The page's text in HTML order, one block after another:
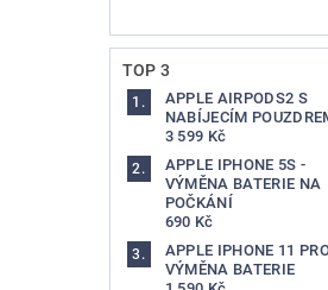
TOP 3
APPLE AIRPODS2 S
NABÍJECÍM
3 599 Kč
APPLE IPHONE 5S -
VÝMĚNA BATERIE NA
POČKÁNÍ
690 Kč
APPLE IPHONE 11
VÝMĚNA BATERIE